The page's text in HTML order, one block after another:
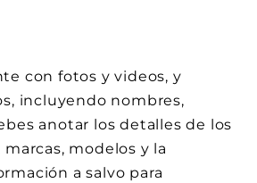
con fotos y videos, y
incluyendo nombres,
anotar los detalles de los
modelos y la
a salvo para